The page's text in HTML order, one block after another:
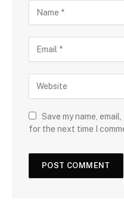
Save my name,
for the next time I